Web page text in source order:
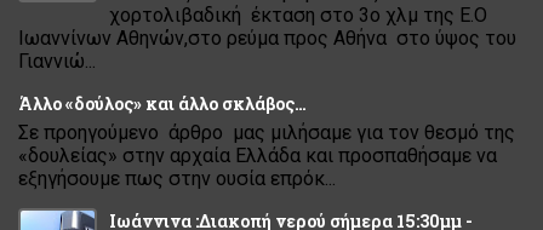
χορτολιβαδική έκταση στο 3ο χλμ της Ε.Ο
Ιωαννίνων Αθηνών,στο ρεύμα προς Αθήνα στο ύψος του
Γιαννιώ...
Άλλο «δούλος» και άλλο σκλάβος…
Σε προηγούμενο άρθρο μας μιλήσαμε για τον θεσμό της
«δουλείας» στην αρχαία Ελλάδα και προσπαθήσαμε να
εξηγήσουμε πως στην ουσία επρόκ...
Ιωάννινα :Διακοπή νερού σήμερα 15:30μμ -